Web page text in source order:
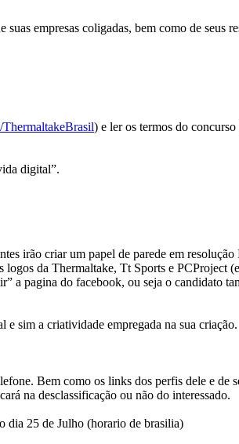
empresas coligadas, bem como de seus
) e ler os termos do
digital”.
irão criar um papel de parede em
da Thermaltake, Tt Sports e PCProject
a pagina do facebook, ou seja o candidato
e sim a criatividade empregada na sua criação.
Bem como os links dos perfis dele e de
na desclassificação ou não do interessado.
dia 25 de Julho (horario de brasilia)